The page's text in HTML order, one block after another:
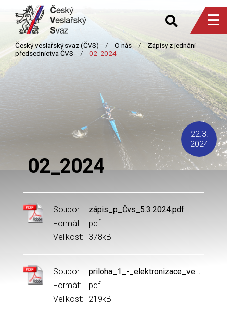
☰
02_2024
22.3.
2024
Soubor:
zápis_p_Čvs_5.3.2024.pdf
Formát:
pdf
Velikost:
378kB
Soubor:
priloha_1_-_elektronizace_veslařských_agend.pdf
Formát:
pdf
Velikost:
219kB